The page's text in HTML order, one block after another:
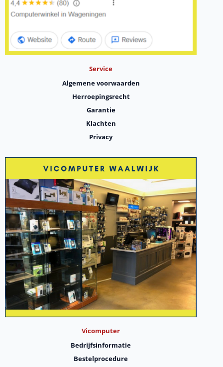
Service
Algemene voorwaarden
Herroepingsrecht
Garantie
Klachten
Privacy
Vicomputer
Bedrijfsinformatie
Bestelprocedure